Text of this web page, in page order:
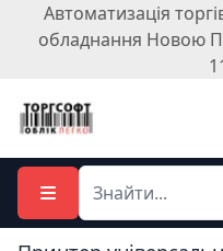
Автоматизація
обладнання Новою